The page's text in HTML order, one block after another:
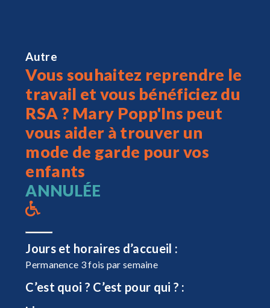
Autre
Vous souhaitez reprendre le
travail et vous bénéficiez du
RSA ? Mary Popp'Ins peut
vous aider à trouver un
mode de garde pour vos
enfants
ANNULÉE
Jours et horaires d’accueil :
Permanence 3 fois par semaine
C’est quoi ? C’est pour qui ? :